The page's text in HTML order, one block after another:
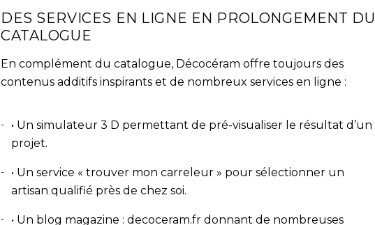
DES SERVICES EN LIGNE EN PROLONGEMENT DU
CATALOGUE
En complément du catalogue, Décocéram offre toujours des
contenus additifs inspirants et de nombreux services en ligne :
• Un simulateur 3 D permettant de pré-visualiser le résultat d’un
projet.
• Un service « trouver mon carreleur » pour sélectionner un
artisan qualifié près de chez soi.
• Un blog magazine : decoceram.fr donnant de nombreuses